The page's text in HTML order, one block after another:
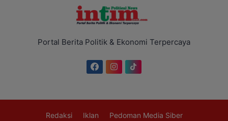
Portal Berita Politik & Ekonomi Terpercaya
Redaksi Iklan Pedoman Media Siber